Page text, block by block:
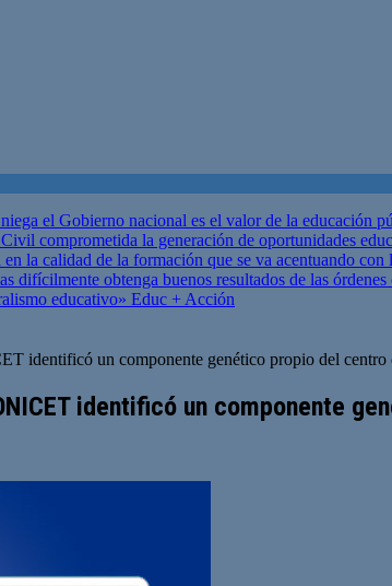
el Gobierno nacional es el valor de la educación
comprometida la generación de oportunidades
la calidad de la formación que se va acentuando
difícilmente obtenga buenos resultados de las
educativo» Educ + Acción
identificó un componente genético propio del centro
identificó un componente